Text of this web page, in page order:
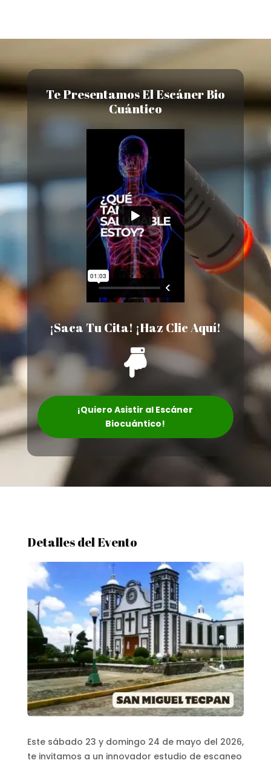
Te Presentamos El Escáner Bio
Cuántico
¡Saca Tu Cita! ¡Haz Clic Aquí!

¡Quiero Asistir al Escáner
Biocuántico!
Detalles del Evento
Este sábado 23 y domingo 24 de mayo del 2026,
te invitamos a un innovador estudio de escaneo